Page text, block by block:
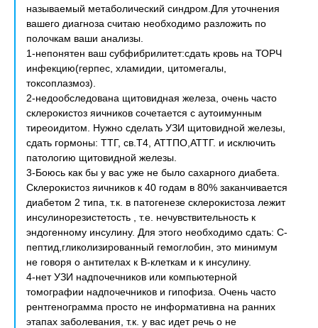
называемый метаболический синдром.Для уточнения
вашего диагноза считаю необходимо разложить по
полочкам ваши анализы.
1-непонятен ваш субфибрилитет:сдать кровь на ТОРЧ
инфекцию(герпес, хламидии, цитомегалы,
токсоплазмоз).
2-недообследована щитовидная железа, очень часто
склерокистоз яичников сочетается с аутоимунным
тиреоидитом. Нужно сделать УЗИ щитовидной железы,
сдать гормоны: ТТГ, св.Т4, АТТПО,АТТГ. и исключить
патологию щитовидной железы.
3-Боюсь как бы у вас уже не было сахарного диабета.
Склерокистоз яичников к 40 годам в 80% заканчивается
диабетом 2 типа, т.к. в патогенезе склерокистоза лежит
инсулинорезистетость , т.е. нечувствительность к
эндогенному инсулину. Для этого необходимо сдать: С-
пептид,гликолизированный гемоглобин, это минимум
не говоря о антителах к В-клеткам и к инсулину.
4-нет УЗИ надпочечников или компьютерной
томографии надпочечников и гипофиза. Очень часто
рентгенограмма просто не информативна на ранних
этапах заболевания, т.к. у вас идет речь о не